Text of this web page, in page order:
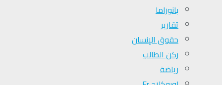
بانوراما
تقارير
حقوق الإنسان
ركن الطالب
رياضة